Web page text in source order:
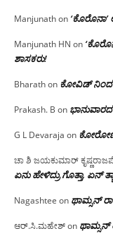
Manjunathon
Manjunath HN on
ಶಾಸಕರು!
Bharathon ಕೋವಿಡ್ ನಿಂದ
Prakash. B on
G L Devaraja on
ಚಾ ಶಿ ಜಯಕುಮಾರ್
ಏನು ಹೇಳಿದ್ರು ಗೊತ್ತಾ, ಏನ್
Nagashtee on ಥಾಮ್ಸನ್
ಆರ್.ಸಿ.ಮಹೇಶ್on ಥಾಮ್ಸನ್